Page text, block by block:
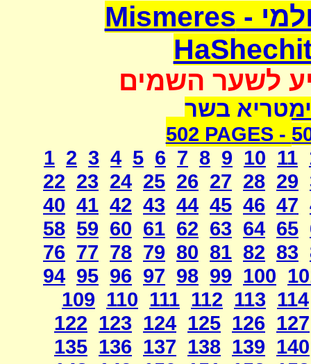
משמרת השחיטה העולמי - Mismeres
לשער השמים
בשר
502 PAGES -
1 2 3 4 5 6 7 8 9 10 11
22 23 24 25 26 27 28 29
40 41 42 43 44 45 46 47
58 59 60 61 62 63 64 65
76 77 78 79 80 81 82 83
94 95 96 97 98 99 100
109 110 111 112 113 114
122 123 124 125 126 127
135 136 137 138 139 140